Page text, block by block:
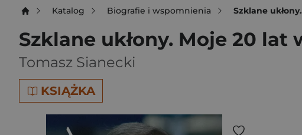
Katalog Biografie i wspomnienia Szklane
Szklane ukłony. Moje 20
Tomasz Sianecki
KSIĄŻKA